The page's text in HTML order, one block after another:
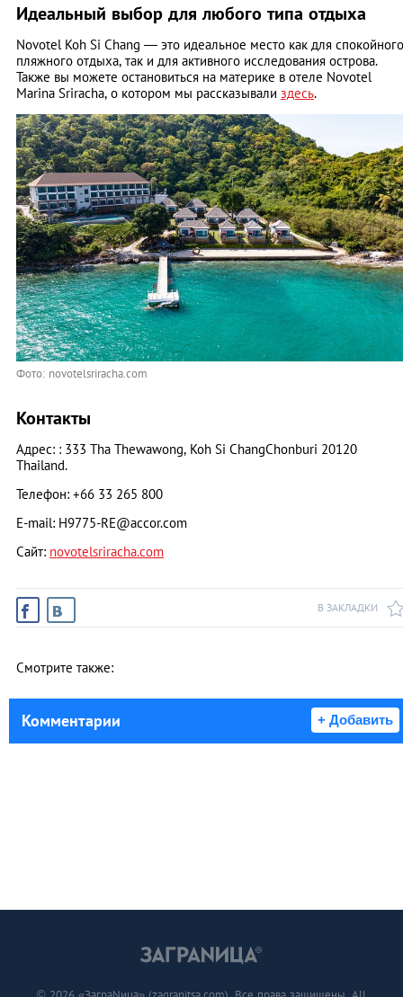
Идеальный выбор для любого типа отдыха
Novotel Koh Si Chang — это идеальное место как для спокойного
пляжного отдыха, так и для активного исследования острова.
Также вы можете остановиться на материке в отеле Novotel
Marina Sriracha, о котором мы рассказывали здесь.
Фото: novotelsriracha.com
Контакты
Адрес: : 333 Tha Thewawong, Koh Si ChangChonburi 20120
Thailand.
Телефон: +66 33 265 800
E-mail: H9775-RE@accor.com
Сайт: novotelsriracha.com
В ЗАКЛАДКИ
Смотрите также:
Комментарии + Добавить